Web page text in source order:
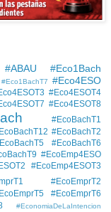
#Eco1Bach
#Eco1BachT7 #Eco4ESO
#Eco4ESOT4
#Eco4ESOT8
#EcoBachT1
#EcoBachT2
#EcoBachT6
#EcoEmp4ESO
#EcoEmp4ESOT3
#EcoEmprT2
#EcoEmprT6
#EconomiaDeLaIntencion